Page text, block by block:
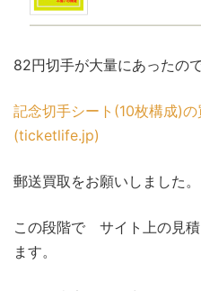
82円切手が大量にあったの
記念切手シート(10枚構成)
(ticketlife.jp)
郵送買取をお願いしました。
この段階で サイト上の見
ます。